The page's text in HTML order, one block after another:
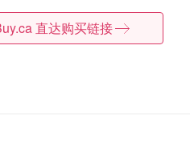
直达购买链接